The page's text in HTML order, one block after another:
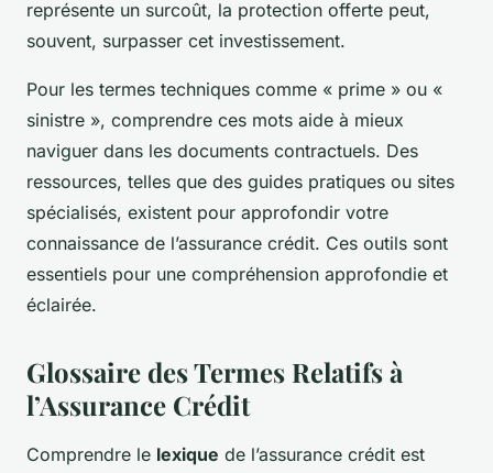
représente un surcoût, la protection offerte peut,
souvent, surpasser cet investissement.
Pour les termes techniques comme « prime » ou «
sinistre », comprendre ces mots aide à mieux
naviguer dans les documents contractuels. Des
ressources, telles que des guides pratiques ou sites
spécialisés, existent pour approfondir votre
connaissance de l’assurance crédit. Ces outils sont
essentiels pour une compréhension approfondie et
éclairée.
Glossaire des Termes Relatifs à
l’Assurance Crédit
Comprendre le lexique de l’assurance crédit est